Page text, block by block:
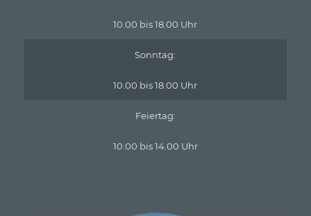
10.00 bis 18.00 Uhr
Sonntag:
10.00 bis 18.00 Uhr
Feiertag:
10.00 bis 14.00 Uhr